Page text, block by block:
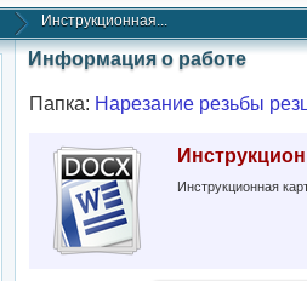
Инструкционная...
Информация о работе
Папка: Нарезание резьбы
Инструкционная